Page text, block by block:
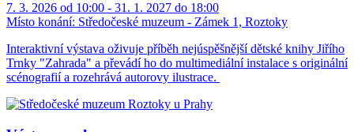
7. 3. 2026 od 10:00 - 31. 1. 2027 do 18:00
Místo konání: Středočeské muzeum - Zámek 1, Roztoky
Interaktivní výstava oživuje příběh nejúspěšnější dětské knihy Jiřího
Trnky "Zahrada" a převádí ho do multimediální instalace s originální
scénografií a rozehrává autorovy ilustrace.